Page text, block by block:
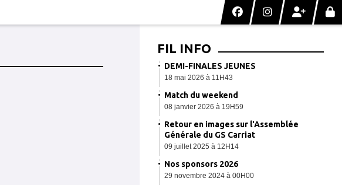
FIL INFO
DEMI-FINALES JEUNES
18 mai 2026 à 11H43
Match du weekend
08 janvier 2026 à 19H59
Retour en images sur l'Assemblée
Générale du GS Carriat
09 juillet 2025 à 12H14
Nos sponsors 2026
29 novembre 2024 à 00H00